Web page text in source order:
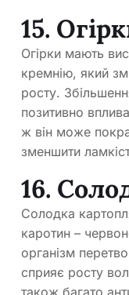
15.
Огірки мають
кремнію, який
росту.
позитивно
ж він може
зменшити
16.
Солодка
каротин –
організм
сприяє росту
також багато